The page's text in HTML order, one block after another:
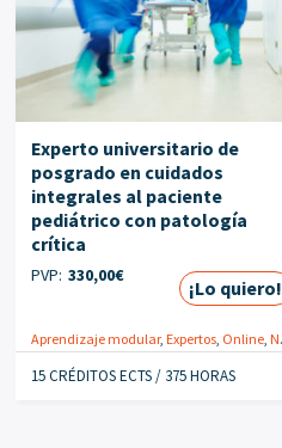
Especialistas,Pediatría, Postgrados
Experto universitario de
posgrado en cuidados
integrales al paciente
pediátrico con patología
crítica
PVP: 330,00€
¡Lo quiero!
Aprendizaje modular, Expertos, Online, Nuevo
15 CRÉDITOS ECTS / 375 HORAS